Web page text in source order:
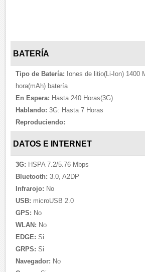
BATERÍA
Tipo de Batería: Iones de litio(Li-Ion) 1400
hora(mAh) batería
En Espera: Hasta 240 Horas(3G)
Hablando: 3G: Hasta 7 Horas
Reproduciendo:
DATOS E INTERNET
3G: HSPA 7.2/5.76 Mbps
Bluetooth: 3.0, A2DP
Infrarojo: No
USB: microUSB 2.0
GPS: No
WLAN: No
EDGE: Si
GRPS: Si
Navegador: No